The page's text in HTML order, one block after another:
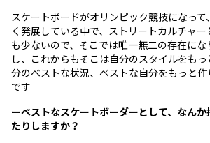
スケートボードがオリンピック競技になっ
く発展している中で、ストリートカルチャ
も少ないので、そこでは唯一無二の存在に
し、これからもそこは自分のスタイルをも
分のベストな状況、ベストな自分をもっと
です
ーベストなスケートボーダーとして、なん
たりしますか？